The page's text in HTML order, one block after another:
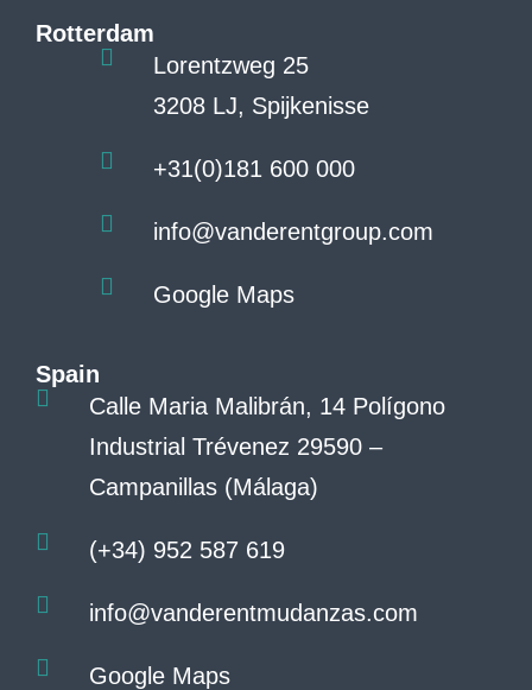
Rotterdam
Lorentzweg 25
3208 LJ, Spijkenisse
+31(0)181 600 000
info@vanderentgroup.com
Google Maps
Spain
Calle Maria Malibrán, 14 Polígono
Industrial Trévenez 29590 –
Campanillas (Málaga)
(+34) 952 587 619
info@vanderentmudanzas.com
Google Maps